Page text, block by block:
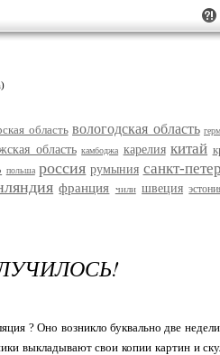
область вологодская область
область камбоджа карелия китай
польша россия румыния санкт-
франция чили швеция
? Оно возникло буквально две недели
выкладывают свои копии картин и